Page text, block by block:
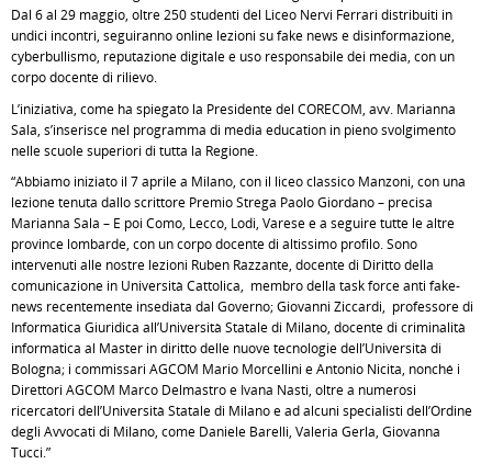
Dal 6 al 29 maggio, oltre 250 studenti del Liceo Nervi Ferrari distribuiti in
undici incontri, seguiranno online lezioni su fake news e disinformazione,
cyberbullismo, reputazione digitale e uso responsabile dei media, con un
corpo docente di rilievo.
L’iniziativa, come ha spiegato la Presidente del CORECOM, avv. Marianna
Sala, s’inserisce nel programma di media education in pieno svolgimento
nelle scuole superiori di tutta la Regione.
“Abbiamo iniziato il 7 aprile a Milano, con il liceo classico Manzoni, con una
lezione tenuta dallo scrittore Premio Strega Paolo Giordano – precisa
Marianna Sala – E poi Como, Lecco, Lodi, Varese e a seguire tutte le altre
province lombarde, con un corpo docente di altissimo profilo. Sono
intervenuti alle nostre lezioni Ruben Razzante, docente di Diritto della
comunicazione in Università Cattolica, membro della task force anti fake-
news recentemente insediata dal Governo; Giovanni Ziccardi, professore di
Informatica Giuridica all’Università Statale di Milano, docente di criminalità
informatica al Master in diritto delle nuove tecnologie dell’Università di
Bologna; i commissari AGCOM Mario Morcellini e Antonio Nicita, nonché i
Direttori AGCOM Marco Delmastro e Ivana Nasti, oltre a numerosi
ricercatori dell’Università Statale di Milano e ad alcuni specialisti dell’Ordine
degli Avvocati di Milano, come Daniele Barelli, Valeria Gerla, Giovanna
Tucci.”